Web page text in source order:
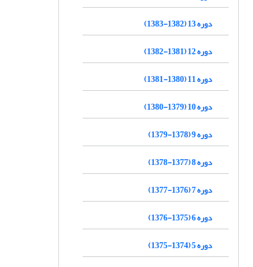
دوره 13 (1382-1383)
دوره 12 (1381-1382)
دوره 11 (1380-1381)
دوره 10 (1379-1380)
دوره 9 (1378-1379)
دوره 8 (1377-1378)
دوره 7 (1376-1377)
دوره 6 (1375-1376)
دوره 5 (1374-1375)